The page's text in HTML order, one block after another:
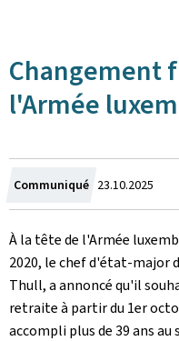
Changement
l'Armée
Communiqué Crée
le
23.10.2025
À la tête de l'Armée
2020, le chef d'état-major
Thull, a annoncé qu'il
retraite à partir du 1er
accompli plus de 39 ans au